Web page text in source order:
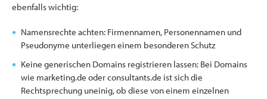
ebenfalls wichtig:
Namensrechte achten: Firmennamen, Personennamen und
Pseudonyme unterliegen einem besonderen Schutz
Keine generischen Domains registrieren lassen: Bei Domains
wie marketing.de oder consultants.de ist sich die
Rechtsprechung uneinig, ob diese von einem einzelnen